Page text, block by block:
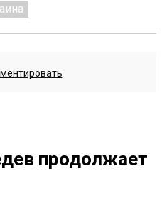
продолжает